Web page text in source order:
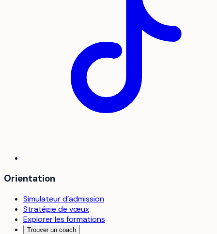
Orientation
Simulateur d’admission
Stratégie de vœux
Explorer les formations
Trouver un coach